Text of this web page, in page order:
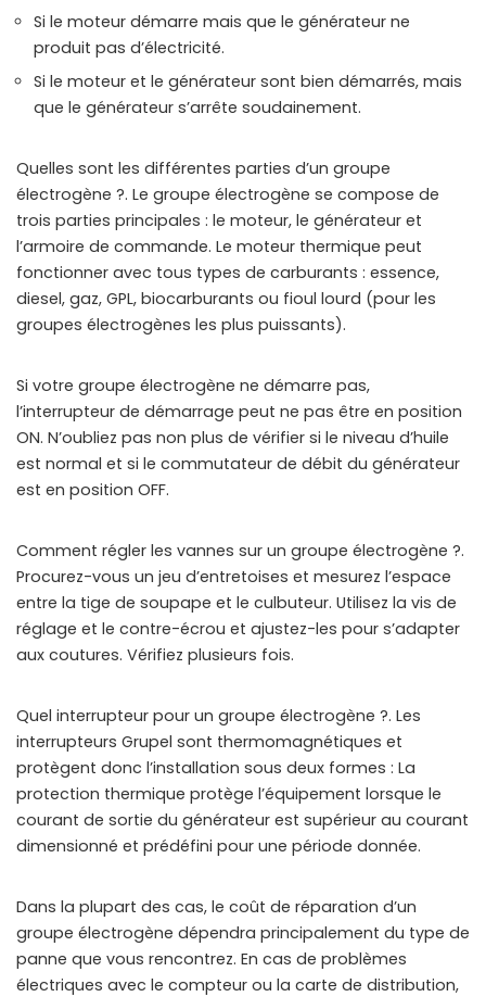
Si le moteur démarre mais que le générateur ne
produit pas d’électricité.
Si le moteur et le générateur sont bien démarrés, mais
que le générateur s’arrête soudainement.
Quelles sont les différentes parties d’un groupe
électrogène ?. Le groupe électrogène se compose de
trois parties principales : le moteur, le générateur et
l’armoire de commande. Le moteur thermique peut
fonctionner avec tous types de carburants : essence,
diesel, gaz, GPL, biocarburants ou fioul lourd (pour les
groupes électrogènes les plus puissants).
Si votre groupe électrogène ne démarre pas,
l’interrupteur de démarrage peut ne pas être en position
ON. N’oubliez pas non plus de vérifier si le niveau d’huile
est normal et si le commutateur de débit du générateur
est en position OFF.
Comment régler les vannes sur un groupe électrogène ?.
Procurez-vous un jeu d’entretoises et mesurez l’espace
entre la tige de soupape et le culbuteur. Utilisez la vis de
réglage et le contre-écrou et ajustez-les pour s’adapter
aux coutures. Vérifiez plusieurs fois.
Quel interrupteur pour un groupe électrogène ?. Les
interrupteurs Grupel sont thermomagnétiques et
protègent donc l’installation sous deux formes : La
protection thermique protège l’équipement lorsque le
courant de sortie du générateur est supérieur au courant
dimensionné et prédéfini pour une période donnée.
Dans la plupart des cas, le coût de réparation d’un
groupe électrogène dépendra principalement du type de
panne que vous rencontrez. En cas de problèmes
électriques avec le compteur ou la carte de distribution,